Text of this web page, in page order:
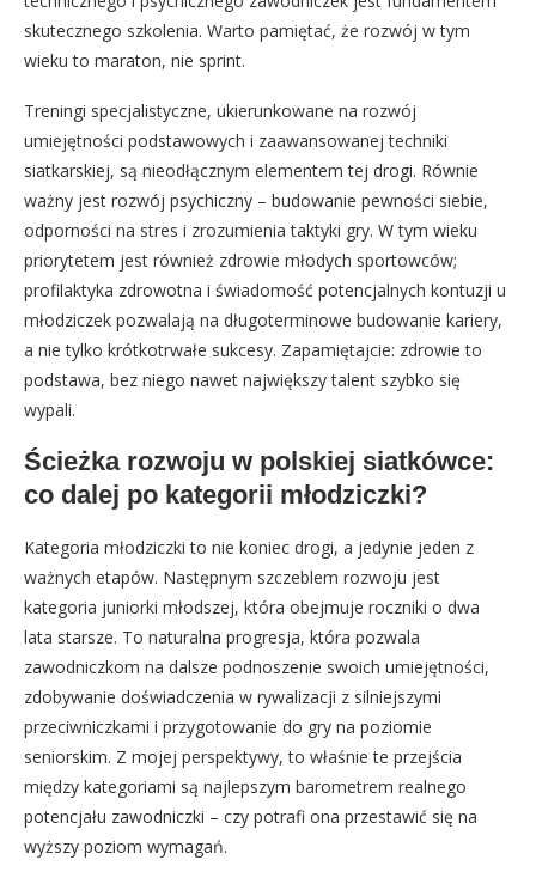
skutecznego szkolenia. Warto pamiętać, że rozwój w tym
wieku to maraton, nie sprint.
Treningi specjalistyczne, ukierunkowane na rozwój
umiejętności podstawowych i zaawansowanej techniki
siatkarskiej, są nieodłącznym elementem tej drogi. Równie
ważny jest rozwój psychiczny – budowanie pewności siebie,
odporności na stres i zrozumienia taktyki gry. W tym wieku
priorytetem jest również zdrowie młodych sportowców;
profilaktyka zdrowotna i świadomość potencjalnych kontuzji u
młodziczek pozwalają na długoterminowe budowanie kariery,
a nie tylko krótkotrwałe sukcesy. Zapamiętajcie: zdrowie to
podstawa, bez niego nawet największy talent szybko się
wypali.
Ścieżka rozwoju w polskiej siatkówce:
co dalej po kategorii młodziczki?
Kategoria młodziczki to nie koniec drogi, a jedynie jeden z
ważnych etapów. Następnym szczeblem rozwoju jest
kategoria juniorki młodszej, która obejmuje roczniki o dwa
lata starsze. To naturalna progresja, która pozwala
zawodniczkom na dalsze podnoszenie swoich umiejętności,
zdobywanie doświadczenia w rywalizacji z silniejszymi
przeciwniczkami i przygotowanie do gry na poziomie
seniorskim. Z mojej perspektywy, to właśnie te przejścia
między kategoriami są najlepszym barometrem realnego
potencjału zawodniczki – czy potrafi ona przestawić się na
wyższy poziom wymagań.